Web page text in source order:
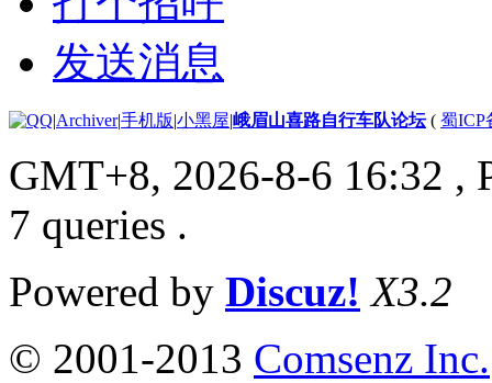
发送消息
|Archiver|手机版|小黑屋|峨眉山喜路自行车队论坛( 蜀ICP
GMT+8, 2026-8-6 16:32 ,
7 queries .
Powered by Discuz! X3.2
© 2001-2013 Comsenz Inc.